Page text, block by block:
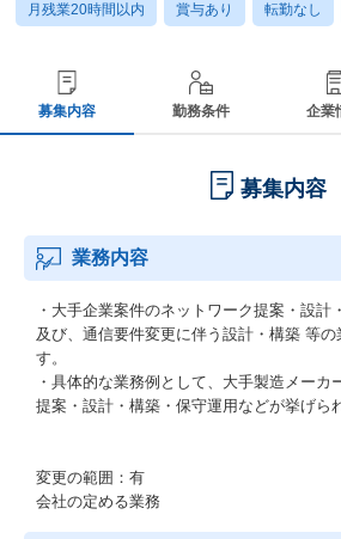
月残業20時間以内 賞与あり 転勤なし
募集内容 勤務条件 企業
募集内容
業務内容
・大手企業案件のネットワーク提案・設計
及び、通信要件変更に伴う設計・構築 等の
す。
・具体的な業務例として、大手製造メーカ
提案・設計・構築・保守運用などが挙げら
変更の範囲：有
会社の定める業務